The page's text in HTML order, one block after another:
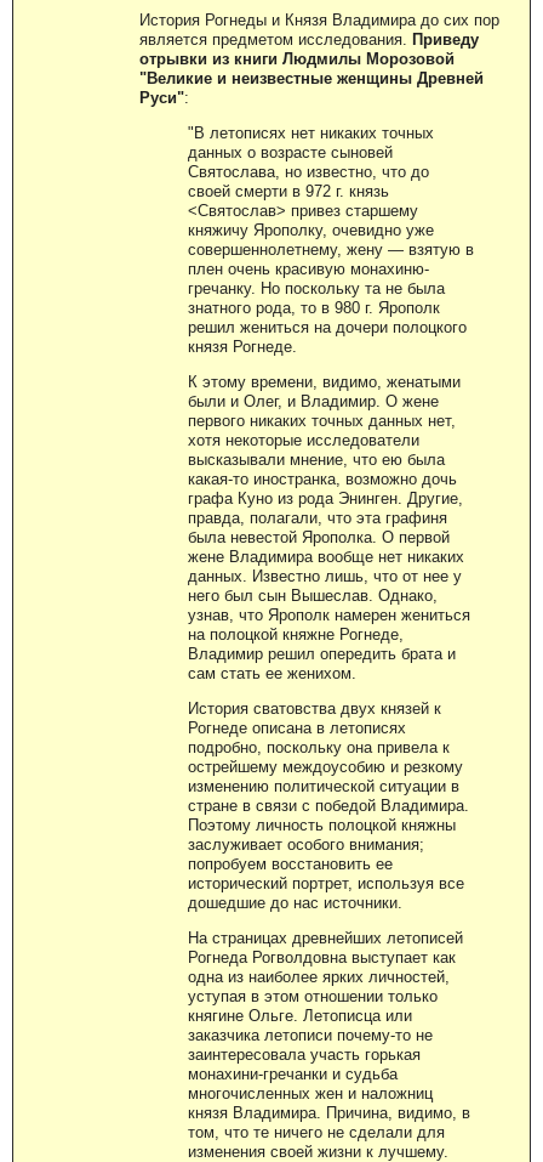
История Рогнеды и Князя Владимира до сих пор
является предметом исследования.
Приведу
отрывки из книги Людмилы Морозовой
"Великие и неизвестные женщины Древней
Руси":
"В летописях нет никаких точных
данных о возрасте сыновей
Святослава, но известно, что до
своей смерти в 972 г. князь
<Святослав> привез старшему
княжичу Ярополку, очевидно уже
совершеннолетнему, жену — взятую в
плен очень красивую монахиню-
гречанку. Но поскольку та не была
знатного рода, то в 980 г. Ярополк
решил жениться на дочери полоцкого
князя Рогнеде.
К этому времени, видимо, женатыми
были и Олег, и Владимир. О жене
первого никаких точных данных нет,
хотя некоторые исследователи
высказывали мнение, что ею была
какая-то иностранка, возможно дочь
графа Куно из рода Энинген. Другие,
правда, полагали, что эта графиня
была невестой Ярополка. О первой
жене Владимира вообще нет никаких
данных. Известно лишь, что от нее у
него был сын Вышеслав. Однако,
узнав, что Ярополк намерен жениться
на полоцкой княжне Рогнеде,
Владимир решил опередить брата и
сам стать ее женихом.
История сватовства двух князей к
Рогнеде описана в летописях
подробно, поскольку она привела к
острейшему междоусобию и резкому
изменению политической ситуации в
стране в связи с победой Владимира.
Поэтому личность полоцкой княжны
заслуживает особого внимания;
попробуем восстановить ее
исторический портрет, используя все
дошедшие до нас источники.
На страницах древнейших летописей
Рогнеда Рогволдовна выступает как
одна из наиболее ярких личностей,
уступая в этом отношении только
княгине Ольге. Летописца или
заказчика летописи почему-то не
заинтересовала участь горькая
монахини-гречанки и судьба
многочисленных жен и наложниц
князя Владимира. Причина, видимо, в
том, что те ничего не сделали для
изменения своей жизни к лучшему.